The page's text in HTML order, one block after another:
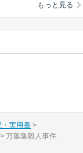
もっと見る
・実用書
万葉集殺人事件